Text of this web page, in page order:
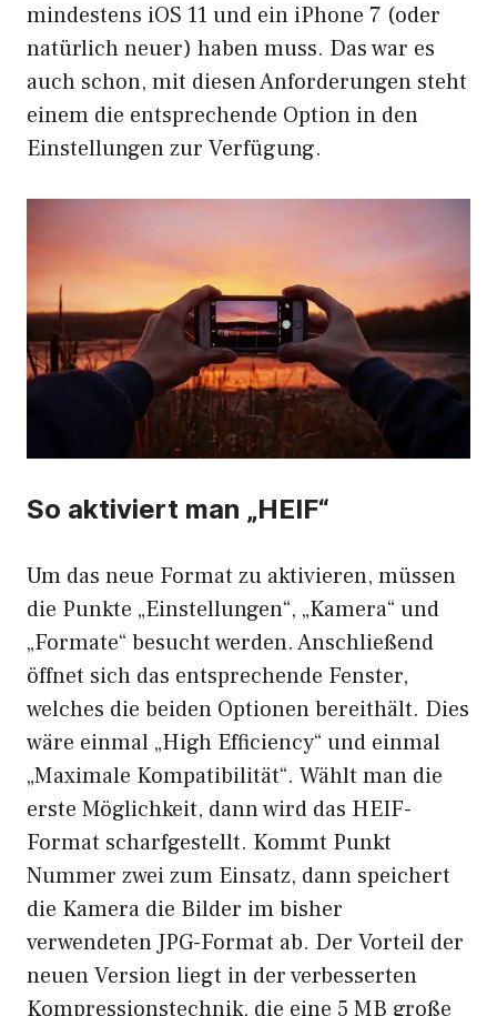
mindestens iOS 11 und ein iPhone 7 (oder
natürlich neuer) haben muss. Das war es
auch schon, mit diesen Anforderungen steht
einem die entsprechende Option in den
Einstellungen zur Verfügung.
So aktiviert man „HEIF“
Um das neue Format zu aktivieren, müssen
die Punkte „Einstellungen“, „Kamera“ und
„Formate“ besucht werden. Anschließend
öffnet sich das entsprechende Fenster,
welches die beiden Optionen bereithält. Dies
wäre einmal „High Efficiency“ und einmal
„Maximale Kompatibilität“. Wählt man die
erste Möglichkeit, dann wird das HEIF-
Format scharfgestellt. Kommt Punkt
Nummer zwei zum Einsatz, dann speichert
die Kamera die Bilder im bisher
verwendeten JPG-Format ab. Der Vorteil der
neuen Version liegt in der verbesserten
Kompressionstechnik, die eine 5 MB große